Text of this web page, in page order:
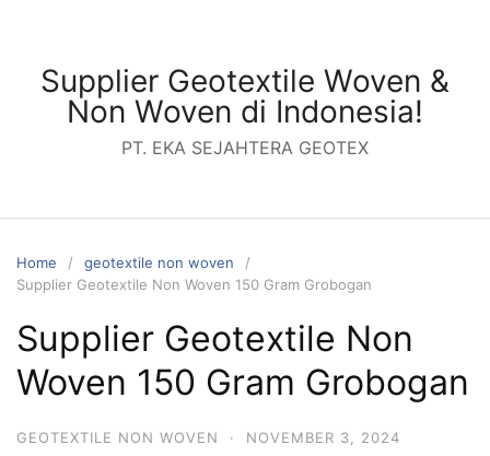
contentSupplier Geotextile Woven &
Non Woven di Indonesia!
PT. EKA SEJAHTERA GEOTEX
Home
geotextile non woven
Supplier Geotextile Non Woven 150 Gram Grobogan
Supplier Geotextile Non
Woven 150 Gram Grobogan
GEOTEXTILE NON WOVEN · NOVEMBER 3, 2024